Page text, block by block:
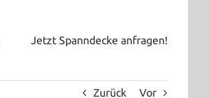
Jetzt Spanndecke anfragen!
Zurück Vor